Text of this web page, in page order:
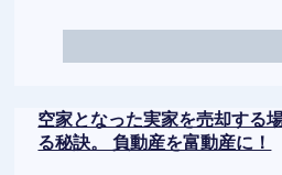
空家となった実家を売却する
る秘訣。 負動産を富動産に！